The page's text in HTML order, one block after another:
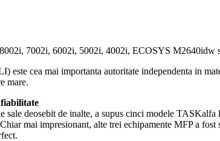
7002i, 6002i, 5002i, 4002i, ECOSYS
este cea mai importanta autoritate independenta in
mare.
sale deosebit de inalte, a supus cinci modele
mai impresionant, alte trei echipamente MFP a